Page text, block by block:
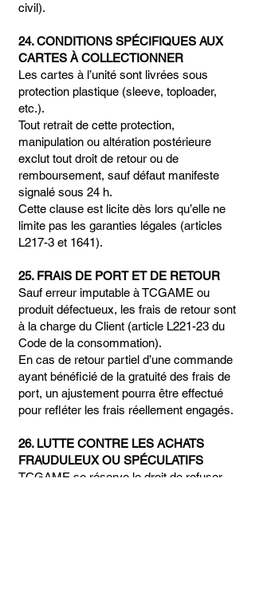
civil).
24. CONDITIONS SPÉCIFIQUES AUX
CARTES À COLLECTIONNER
Les cartes à l’unité sont livrées sous
protection plastique (sleeve, toploader,
etc.).
Tout retrait de cette protection,
manipulation ou altération postérieure
exclut tout droit de retour ou de
remboursement, sauf défaut manifeste
signalé sous 24 h.
Cette clause est licite dès lors qu’elle ne
limite pas les garanties légales (articles
L217-3 et 1641).
25. FRAIS DE PORT ET DE RETOUR
Sauf erreur imputable à TCGAME ou
produit défectueux, les frais de retour sont
à la charge du Client (article L221-23 du
Code de la consommation).
En cas de retour partiel d’une commande
ayant bénéficié de la gratuité des frais de
port, un ajustement pourra être effectué
pour refléter les frais réellement engagés.
26. LUTTE CONTRE LES ACHATS
FRAUDULEUX OU SPÉCULATIFS
TCGAME se réserve le droit de refuser